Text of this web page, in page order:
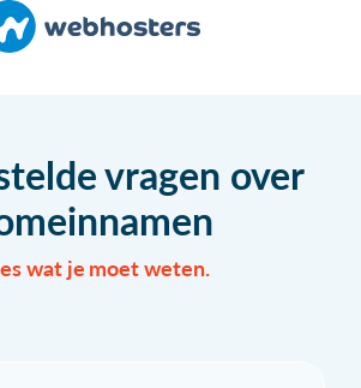
vragen over
wat je moet weten.